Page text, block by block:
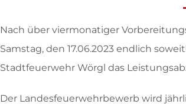
Nach über viermonatiger
Samstag, den 17.06.2023 endlich
Stadtfeuerwehr Wörgl das
Der Landesfeuerwehrbewerb wird